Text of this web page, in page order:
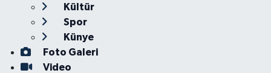
Kültür
Spor
Künye
Foto Galeri
Video